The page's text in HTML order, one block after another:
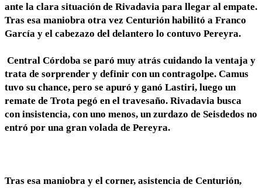
ante la clara situación de Rivadavia para llegar al empate.
Tras esa maniobra otra vez Centurión habilitó a Franco
García y el cabezazo del delantero lo contuvo Pereyra.
Central Córdoba se paró muy atrás cuidando la ventaja y
trata de sorprender y definir con un contragolpe. Camus
tuvo su chance, pero se apuró y ganó Lastiri, luego un
remate de Trota pegó en el travesaño. Rivadavia busca
con insistencia, con uno menos, un zurdazo de Seisdedos no
entró por una gran volada de Pereyra.
Tras esa maniobra y el corner, asistencia de Centurión,